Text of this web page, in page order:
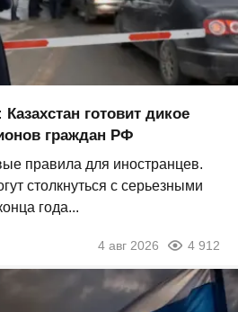
готовит дикое
граждан РФ
правила для иностранцев.
столкнуться с серьезными
года...
4 авг 2026 4 912